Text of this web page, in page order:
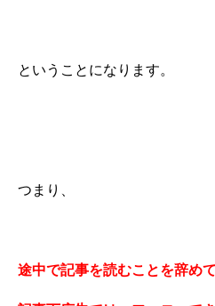
ということになります。
つまり、
途中で記事を読むことを辞め